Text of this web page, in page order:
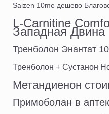
Saizen 10me дешево
L-Carnitine
Западная Двина
Тренболон Энантат
Тренболон + Сустанон
Метандиенон
Примоболан в